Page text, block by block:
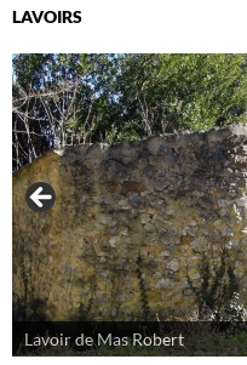
LAVOIRS
Lavoir de Mas Robert